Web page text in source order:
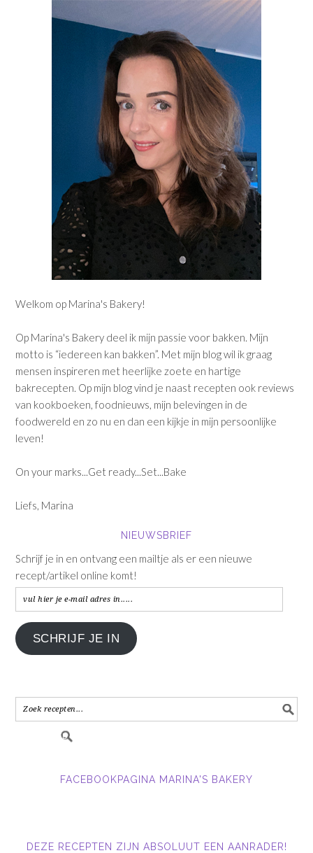
Welkom op Marina's Bakery!
Op Marina's Bakery deel ik mijn passie voor bakken. Mijn
motto is “iedereen kan bakken”. Met mijn blog wil ik graag
mensen inspireren met heerlijke zoete en hartige
bakrecepten. Op mijn blog vind je naast recepten ook reviews
van kookboeken, foodnieuws, mijn belevingen in de
foodwereld en zo nu en dan een kijkje in mijn persoonlijke
leven!
On your marks...Get ready...Set...Bake
Liefs, Marina
NIEUWSBRIEF
Schrijf je in en ontvang een mailtje als er een nieuwe
recept/artikel online komt!
vul
hier
je
e-
in.....
SCHRIJF JE IN
FACEBOOKPAGINA MARINA'S BAKERY
DEZE RECEPTEN ZIJN ABSOLUUT EEN AANRADER!